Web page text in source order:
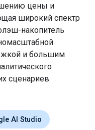
цены и
широкий спектр
накопитель
и большим
сценариев
AI Studio